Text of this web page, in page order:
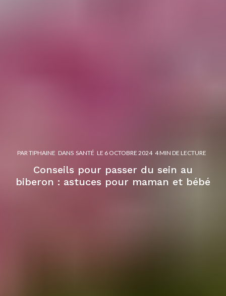
PAR TIPHAINE DANS SANTÉ LE 6 OCTOBRE 2024 4 MIN DE LECTURE
Conseils pour passer du sein au
biberon : astuces pour maman et bébé